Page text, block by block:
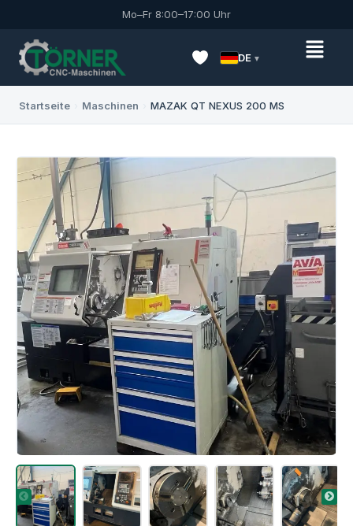
Mo–Fr 8:00–17:00 Uhr
DE
Startseite Maschinen MAZAK QT NEXUS 200 MS